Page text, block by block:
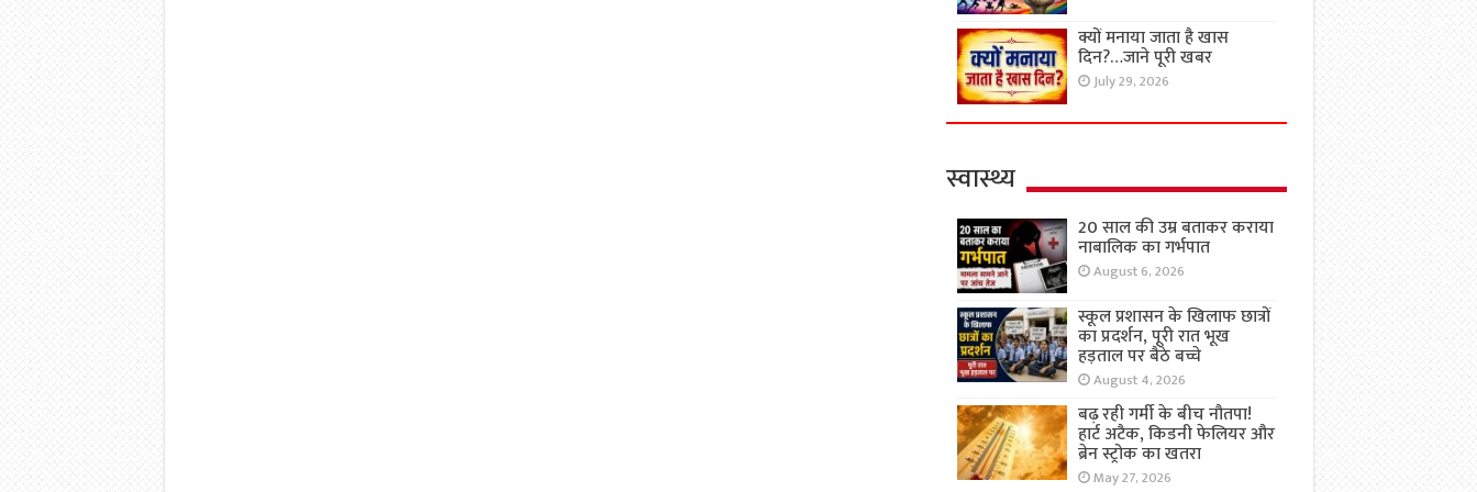
क्यों मनाया जाता है खास
दिन?…जाने पूरी खबर
July 29, 2026
स्वास्थ्य
20 साल की उम्र बताकर कराया
नाबालिक का गर्भपात
August 6, 2026
स्कूल प्रशासन के खिलाफ छात्रों
का प्रदर्शन, पूरी रात भूख
हड़ताल पर बैठे बच्चे
August 4, 2026
बढ़ रही गर्मी के बीच नौतपा!
हार्ट अटैक, किडनी फेलियर और
ब्रेन स्ट्रोक का खतरा
May 27, 2026